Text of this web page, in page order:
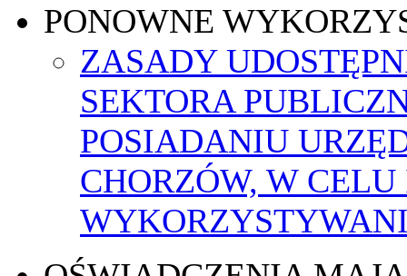
PONOWNE
ZASADY
SEKTORA
POSIADANIU
CHORZÓW, W